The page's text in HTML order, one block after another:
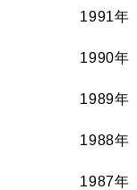
1991年
1990年
1989年
1988年
1987年